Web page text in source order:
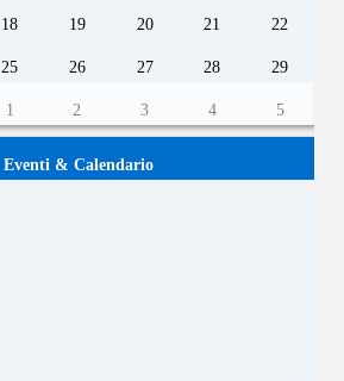
18 19 20 21 22
25 26 27 28 29
1 2 3 4 5
Eventi & Calendario